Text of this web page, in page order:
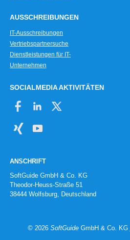
AUSSCHREIBUNGEN
IT-Ausschreibungen
Vertriebspartnersuche
Dienstleistungen für IT-
Unternehmen
SOCIALMEDIA AKTIVITÄTEN
ANSCHRIFT
SoftGuide GmbH & Co. KG
Theodor-Heuss-Straße 51
38444 Wolfsburg, Deutschland
© 2026 SoftGuideGmbH & Co. KG